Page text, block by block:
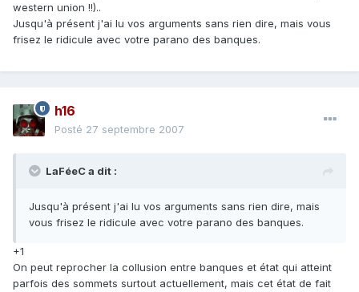
western union !!)..
Jusqu'à présent j'ai lu vos arguments sans rien dire, mais vous
frisez le ridicule avec votre parano des banques.
h16
Posté 27 septembre 2007
LaFéeC a dit :
Jusqu'à présent j'ai lu vos arguments sans rien dire, mais
vous frisez le ridicule avec votre parano des banques.
+1
On peut reprocher la collusion entre banques et état qui atteint
parfois des sommets surtout actuellement, mais cet état de fait